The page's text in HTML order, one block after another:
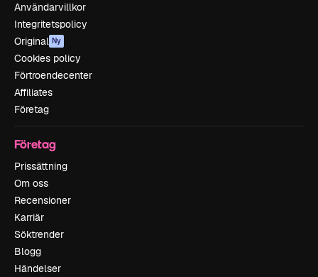
Användarvillkor
Integritetspolicy
Original Ny
Cookies policy
Förtroendecenter
Affiliates
Företag
Företag
Prissättning
Om oss
Recensioner
Karriär
Söktrender
Blogg
Händelser